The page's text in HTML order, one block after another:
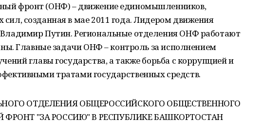
фронт (ОНФ) – движение единомышленников,
созданная в мае 2011 года. Лидером движения
Путин. Региональные отделения ОНФ работают
Главные задачи ОНФ – контроль за исполнением
главы государства, а также борьба с коррупцией и
тратами государственных средств.
ОТДЕЛЕНИЯ ОБЩЕРОССИЙСКОГО ОБЩЕСТВЕННОГО
"ЗА РОССИЮ" В РЕСПУБЛИКЕ БАШКОРТОСТАН